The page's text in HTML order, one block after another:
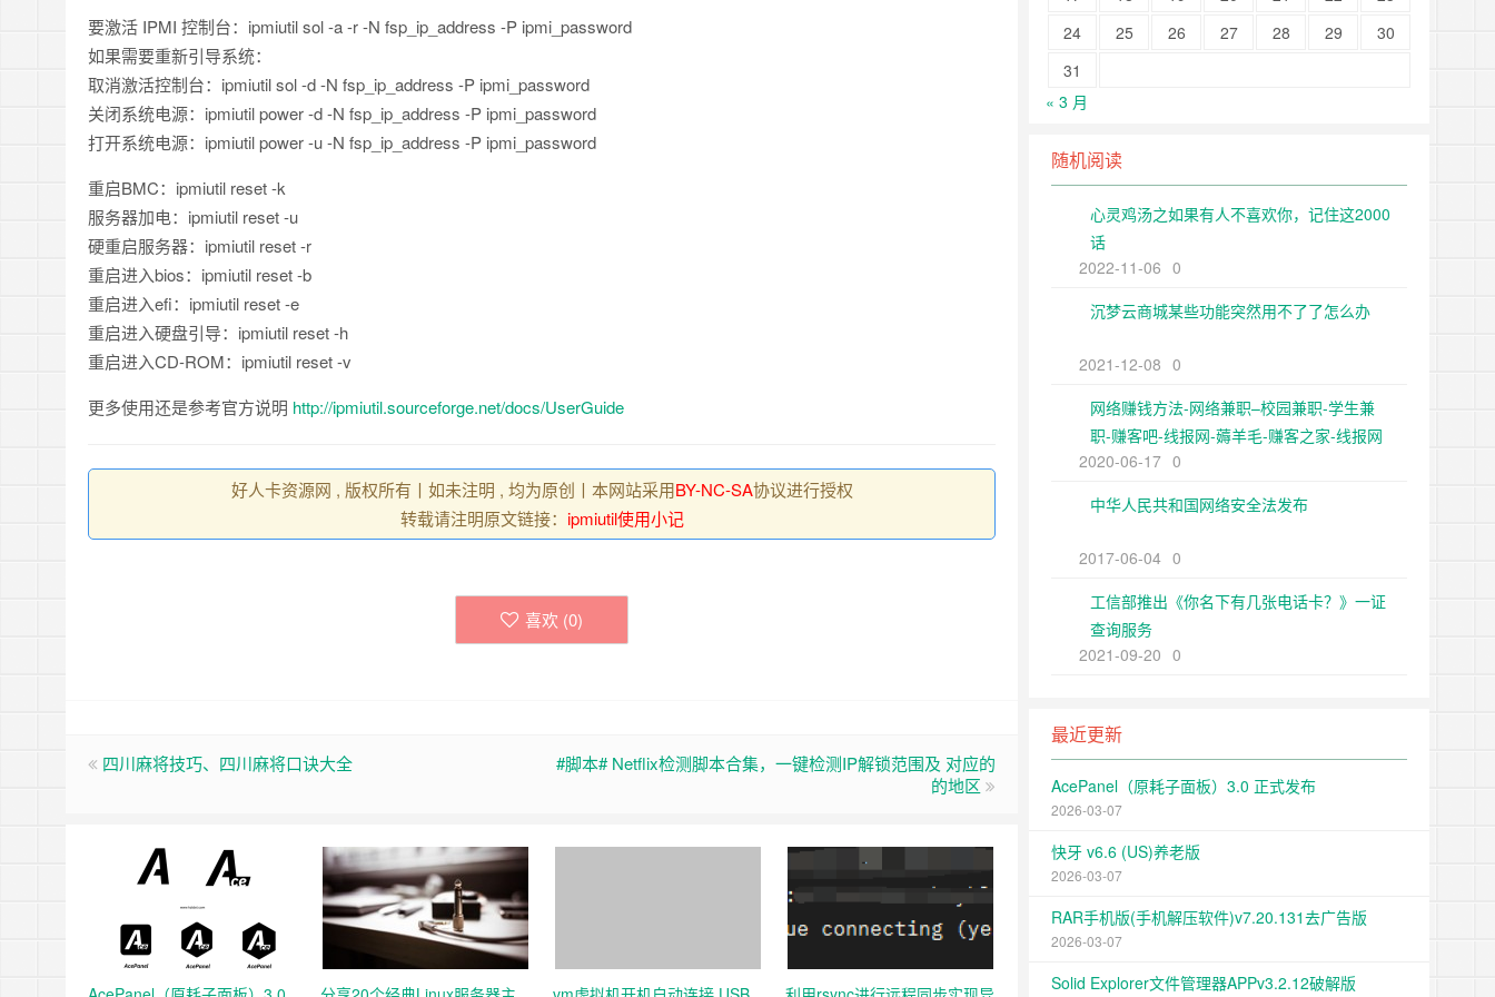
要激活 IPMI 控制台：ipmiutil sol -a -r -N fsp_ip_address -P ipmi_password
如果需要重新引导系统：
取消激活控制台：ipmiutil sol -d -N fsp_ip_address -P ipmi_password
关闭系统电源：ipmiutil power -d -N fsp_ip_address -P ipmi_password
打开系统电源：ipmiutil power -u -N fsp_ip_address -P ipmi_password
重启BMC：ipmiutil reset -k
服务器加电：ipmiutil reset -u
硬重启服务器：ipmiutil reset -r
重启进入bios：ipmiutil reset -b
重启进入efi：ipmiutil reset -e
重启进入硬盘引导：ipmiutil reset -h
重启进入CD-ROM：ipmiutil reset -v
更多使用还是参考官方说明 http://ipmiutil.sourceforge.net/docs/UserGuide
好人卡资源网 , 版权所有丨如未注明 , 均为原创丨本网站采用BY-NC-SA协议进行授权
转载请注明原文链接： ipmiutil使用小记
喜欢 (0)
四川麻将技巧、四川麻将口诀大全
#脚本# Netflix检测脚本合集，一键检测IP解锁范围及 对应的
的地区
24
25 26 27 28 29
30
31
« 3 月
随机阅读
心灵鸡汤之如果有人不喜欢你，记住这2000
话
2022-11-06 0
沉梦云商城某些功能突然用不了了怎么办
2021-12-08 0
网络赚钱方法-网络兼职–校园兼职-学生兼
职-赚客吧-线报网-薅羊毛-赚客之家-线报网
站-102个兼职赚钱养家方法
2020-06-17 0
中华人民共和国网络安全法发布
2017-06-04 0
工信部推出《你名下有几张电话卡？》一证
查询服务
2021-09-20 0
最近更新
AcePanel（原耗子面板）3.0 正式发布
2026-03-07
快牙 v6.6 (US)养老版
2026-03-07
RAR手机版(手机解压软件)v7.20.131去广告版
2026-03-07
Solid Explorer文件管理器APPv3.2.12破解版